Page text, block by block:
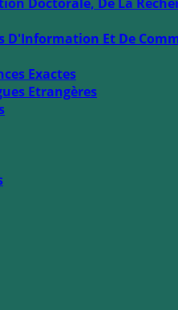
D'Information Et De
Exactes
Etrangères